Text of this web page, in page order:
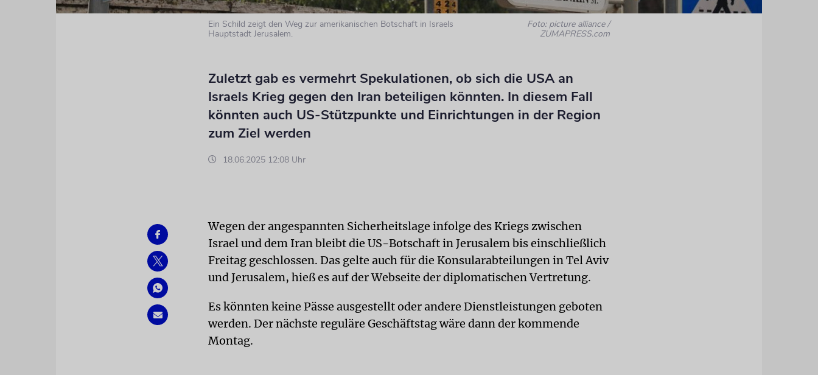
Ein Schild zeigt den Weg zur amerikanischen Botschaft in Israels
Hauptstadt Jerusalem.
Foto: picture alliance /
ZUMAPRESS.com
Zuletzt gab es vermehrt Spekulationen, ob sich die USA an
Israels Krieg gegen den Iran beteiligen könnten. In diesem Fall
könnten auch US-Stützpunkte und Einrichtungen in der Region
zum Ziel werden
18.06.2025 12:08 Uhr
Wegen der angespannten Sicherheitslage infolge des Kriegs zwischen
Israel und dem Iran bleibt die US-Botschaft in Jerusalem bis einschließlich
Freitag geschlossen. Das gelte auch für die Konsularabteilungen in Tel Aviv
und Jerusalem, hieß es auf der Webseite der diplomatischen Vertretung.
Es könnten keine Pässe ausgestellt oder andere Dienstleistungen geboten
werden. Der nächste reguläre Geschäftstag wäre dann der kommende
Montag.